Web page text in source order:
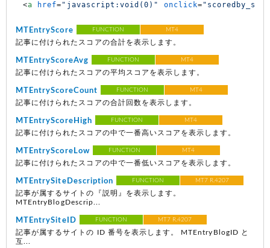
<a href= "javascript:void(0)" onclick=
MTEntryScore FUNCTION MT4
記事に付けられたスコアの合計を表示します。
MTEntryScoreAvg FUNCTION MT4
記事に付けられたスコアの平均スコアを表示します。
MTEntryScoreCount FUNCTION MT4
記事に付けられたスコアの合計回数を表示します。
MTEntryScoreHigh FUNCTION MT4
記事に付けられたスコアの中で一番高いスコアを表示します。
MTEntryScoreLow FUNCTION MT4
記事に付けられたスコアの中で一番低いスコアを表示します。
MTEntrySiteDescription FUNCTION MT7 R.4207
記事が属するサイトの『説明』を表示します。
MTEntryBlogDescrip...
MTEntrySiteID FUNCTION MT7 R.4207
記事が属するサイトの ID 番号を表示します。 MTEntryBlogID と
互...